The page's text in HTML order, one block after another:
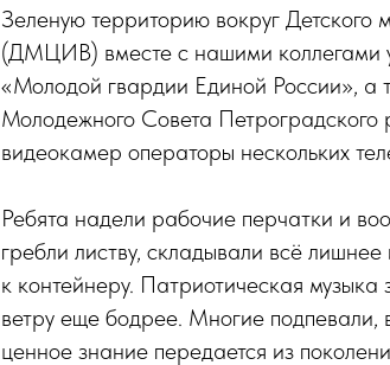
Зеленую территорию вокруг Детского
(ДМЦИВ) вместе с нашими коллегами
«Молодой гвардии Единой России»,
Молодежного Совета
видеокамер операторы нескольких
Ребята надели рабочие перчатки и
гребли листву, складывали всё
к контейнеру. Патриотическая
ветру еще бодрее. Многие подпевали,
ценное знание передается из